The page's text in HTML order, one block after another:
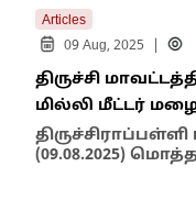
Articles
09 Aug, 2025
திருச்சி
மில்லி மீட்டர் மழை
(09.08.2025)